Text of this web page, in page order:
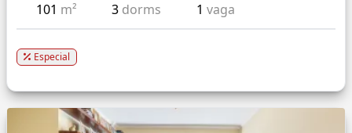
101 m² 3 dorms 1vaga
Especial